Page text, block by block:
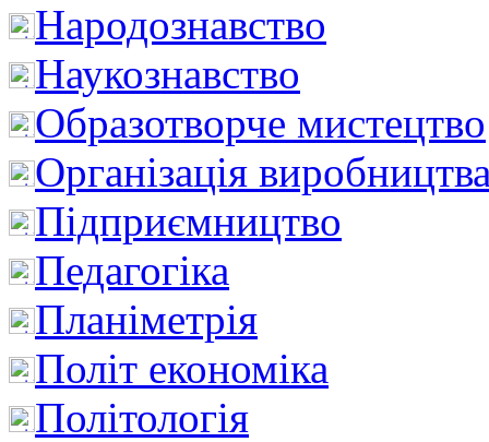
Народознавство
Наукознавство
Образотворче мистецтво
Організація
Підприємництво
Педагогіка
Планіметрія
Політ економіка
Політологія